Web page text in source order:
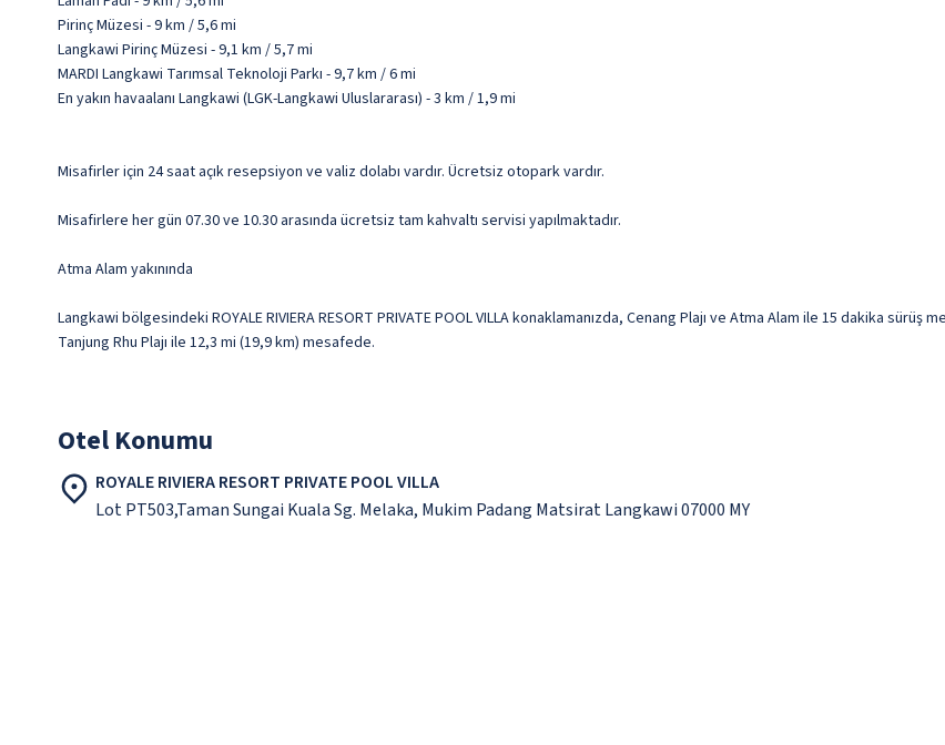
Pirinç Müzesi - 9 km / 5,6 mi
Langkawi Pirinç Müzesi - 9,1 km / 5,7 mi
MARDI Langkawi Tarımsal Teknoloji Parkı - 9,7 km / 6 mi
En yakın havaalanı Langkawi (LGK-Langkawi Uluslararası) - 3 km / 1,9 mi
Misafirler için 24 saat açık resepsiyon ve valiz dolabı vardır. Ücretsiz otopark vardır.
Misafirlere her gün 07.30 ve 10.30 arasında ücretsiz tam kahvaltı servisi yapılmaktadır.
Atma Alam yakınında
Langkawi bölgesindeki ROYALE RIVIERA RESORT PRIVATE POOL VILLA konaklamanızda, Cenang Plajı ve Atma Alam ile 15 dakika
Tanjung Rhu Plajı ile 12,3 mi (19,9 km) mesafede.
Otel Konumu
ROYALE RIVIERA RESORT PRIVATE POOL VILLA
Lot PT503,Taman Sungai Kuala Sg. Melaka, Mukim Padang Matsirat Langkawi 07000 MY